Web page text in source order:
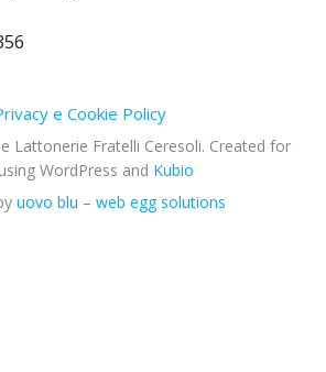
e Cookie Policy
Lattonerie Fratelli Ceresoli. Created for
WordPress and Kubio
uovo blu – web egg solutions